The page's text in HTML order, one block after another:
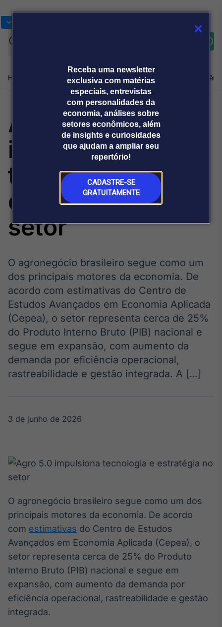
Receba uma newsletter
exclusiva com matérias
especiais, entrevistas
com personalidades da
economia, análises sobre
setores econômicos, além
de insights e curiosidades
que ajudam a ampliar seu
repertório!
CADASTRE-SE
GRATUITAMENTE
Home Produtos e soluçõesNotíciasBlogWeekend
Broadcast
Broadcast+
O mercado
financeiro em
tempo real
Broadcast
Broadcast
Político
Os bastidores da
política em
tempo real
Broadcast
Plataforma para
e Conteúdos
Broadcast
Plataforma para
negociação de
ativos
Broadcast
Sobre nós Releases Broadcast
Prêmio Broadcast
Analistas
Prêmio Broadcast
Empresas
Agências de
comunicação
Releases
Agro 5.0
impulsiona
tecnologia e
estratégia no
setor
O agronegócio brasileiro segue como um
dos principais motores da economia. De
acordo com estimativas do Centro de
Estudos Avançados em Economia Aplicada
(Cepea), o setor representa cerca de 25%
do Produto Interno Bruto (PIB) nacional e
segue em expansão, com aumento da
demanda por eficiência operacional,
rastreabilidade e gestão integrada. A […]
3 de junho de 2026
O agronegócio brasileiro segue como um dos
principais motores da economia. De acordo
com estimativas do Centro de Estudos
Avançados em Economia Aplicada (Cepea), o
setor representa cerca de 25% do Produto
Interno Bruto (PIB) nacional e segue em
expansão, com aumento da demanda por
eficiência operacional, rastreabilidade e gestão
integrada.